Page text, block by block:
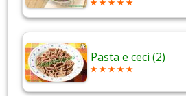
Pasta e ceci (2)